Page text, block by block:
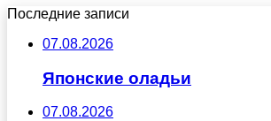
Последние записи
07.08.2026
Японские оладьи
07.08.2026